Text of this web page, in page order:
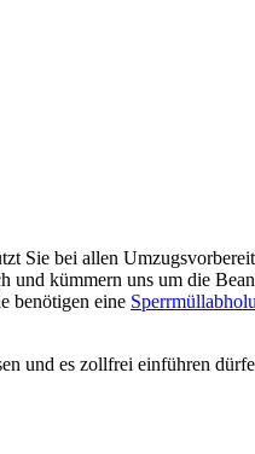
Sie bei allen
und kümmern uns um die
benötigen eine
und es zollfrei einführen